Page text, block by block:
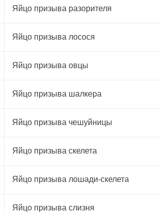
Яйцо призыва разорителя
Яйцо призыва лосося
Яйцо призыва овцы
Яйцо призыва шалкера
Яйцо призыва чешуйницы
Яйцо призыва скелета
Яйцо призыва лошади-скелета
Яйцо призыва слизня